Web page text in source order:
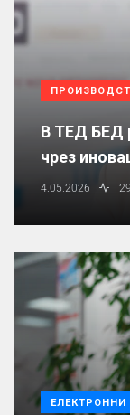
В ТЕД БЕД
чрез
4.05.2026